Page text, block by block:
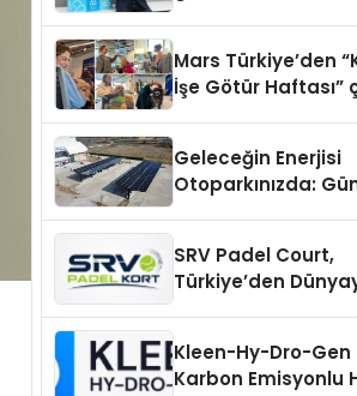
Mars Türkiye’den
İşe Götür Haftası”
Geleceğin Enerjisi
Otoparkınızda:
SRV Padel Court,
Türkiye’den
Kleen-Hy-Dro-Gen
Karbon Emisyonlu